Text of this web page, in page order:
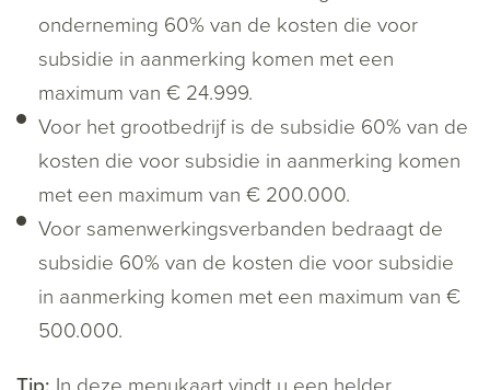
onderneming 60% van de kosten die voor
subsidie in aanmerking komen met een
maximum van € 24.999.
Voor het grootbedrijf is de subsidie 60% van de
kosten die voor subsidie in aanmerking komen
met een maximum van € 200.000.
Voor samenwerkingsverbanden bedraagt de
subsidie 60% van de kosten die voor subsidie
in aanmerking komen met een maximum van €
500.000.